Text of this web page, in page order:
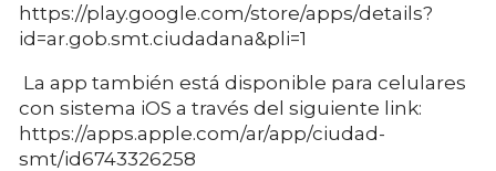
https://play.google.com/store/apps/details?
id=ar.gob.smt.ciudadana&pli=1
La app también está disponible para celulares
con sistema iOS a través del siguiente link:
https://apps.apple.com/ar/app/ciudad-
smt/id6743326258